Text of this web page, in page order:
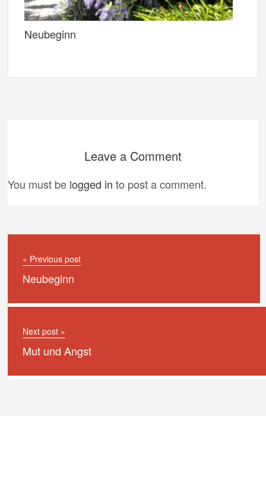
Neubeginn
Leave a Comment
You must be logged in to post a comment.
« Previous post
Neubeginn
Next post »
Mut und Angst